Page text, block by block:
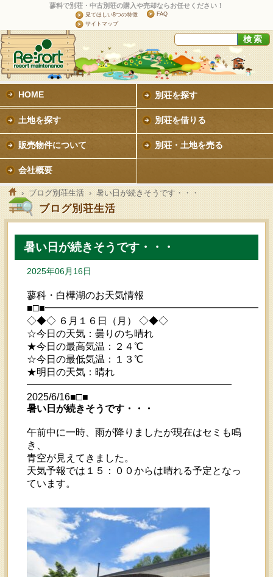
蓼科で別荘・中古別荘の購入や売却ならお任せください！
見てほしい8つの特徴
FAQ
サイトマップ
HOME 別荘を探す
土地を探す 別荘を借りる
販売物件について 別荘・土地を売る
会社概要
›ブログ別荘生活› 暑い日が続きそうです・・・
ブログ別荘生活
暑い日が続きそうです・・・
2025年06月16日
蓼科・白樺湖のお天気情報
◇◆◇ ６月１６日（月） ◇◆◇
☆今日の天気：曇りのち晴れ
★今日の最高気温：２４℃
☆今日の最低気温：１３℃
★明日の天気：晴れ
━━━━━━━━━━━━━━━━━━━━━
2025/6/16■□■
暑い日が続きそうです・・・
午前中に一時、雨が降りましたが現在はセミも鳴
き、
青空が見えてきました。
天気予報では１５：００からは晴れる予定となっ
ています。